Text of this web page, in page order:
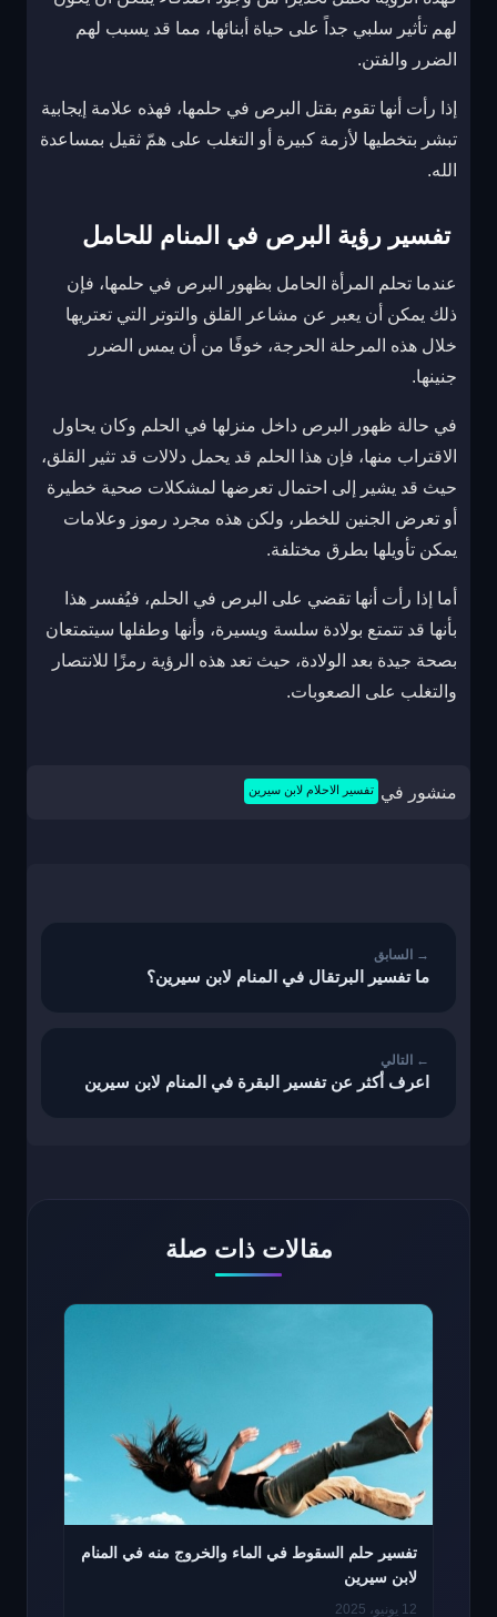
لهم تأثير سلبي جداً على حياة أبنائها، مما قد يسبب لهم
الضرر والفتن.
إذا رأت أنها تقوم بقتل البرص في حلمها، فهذه علامة إيجابية
تبشر بتخطيها لأزمة كبيرة أو التغلب على همّ ثقيل بمساعدة
الله.
تفسير رؤية البرص في المنام للحامل
عندما تحلم المرأة الحامل بظهور البرص في حلمها، فإن
ذلك يمكن أن يعبر عن مشاعر القلق والتوتر التي تعتريها
خلال هذه المرحلة الحرجة، خوفًا من أن يمس الضرر
جنينها.
في حالة ظهور البرص داخل منزلها في الحلم وكان يحاول
الاقتراب منها، فإن هذا الحلم قد يحمل دلالات قد تثير القلق،
حيث قد يشير إلى احتمال تعرضها لمشكلات صحية خطيرة
أو تعرض الجنين للخطر، ولكن هذه مجرد رموز وعلامات
يمكن تأويلها بطرق مختلفة.
أما إذا رأت أنها تقضي على البرص في الحلم، فيُفسر هذا
بأنها قد تتمتع بولادة سلسة ويسيرة، وأنها وطفلها سيتمتعان
بصحة جيدة بعد الولادة، حيث تعد هذه الرؤية رمزًا للانتصار
والتغلب على الصعوبات.
منشور في تفسير الاحلام لابن سيرين
ما تفسير البرتقال في المنام لابن سيرين؟
اعرف أكثر عن تفسير البقرة في المنام لابن سيرين
مقالات ذات صلة
تفسير حلم السقوط في الماء والخروج منه في المنام
لابن سيرين
12 يونيو، 2025